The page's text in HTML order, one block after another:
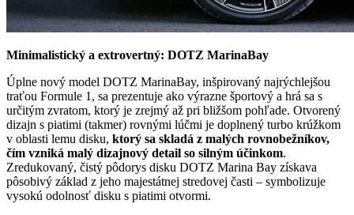
Minimalistický a extrovertný: DOTZ MarinaBay
Úplne nový model DOTZ MarinaBay, inšpirovaný najrýchlejšou
traťou Formule 1, sa prezentuje ako výrazne športový a hrá sa s
určitým zvratom, ktorý je zrejmý až pri bližšom pohľade. Otvorený
dizajn s piatimi (takmer) rovnými lúčmi je doplnený turbo krúžkom
v oblasti lemu disku, ktorý sa skladá z malých rovnobežníkov,
čím vzniká malý dizajnový detail so silným účinkom.
Zredukovaný, čistý pôdorys disku DOTZ Marina Bay získava
pôsobivý základ z jeho majestátnej stredovej časti – symbolizuje
vysokú odolnosť disku s piatimi otvormi.